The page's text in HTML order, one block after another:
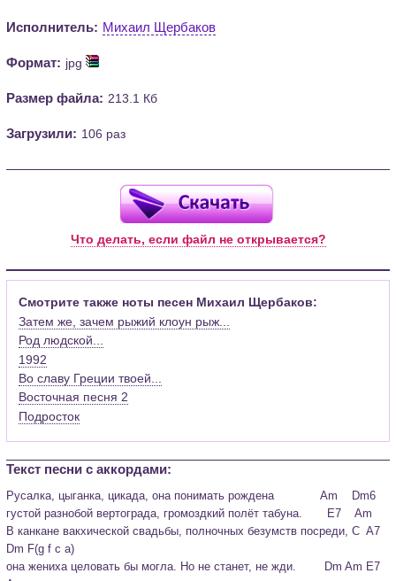
Исполнитель: Михаил Щербаков
Формат: jpg
Размер файла: 213.1 Кб
Загрузили: 106 раз
Что делать, если файл не открывается?
Смотрите также ноты песен Михаил Щербаков:
Затем же, зачем рыжий клоун рыж...
Род людской...
1992
Во славу Греции твоей...
Восточная песня 2
Подросток
Текст песни c аккордами:
Русалка, цыганка, цикада, она понимать рождена             Am    Dm6
густой разнобой вертограда, громоздкий полёт табуна.       E7    Am
В канкане вакхической свадьбы, полночных безумств посреди, C  A7
Dm F(g f c a)
она жениха целовать бы могла. Но не станет, не жди.        Dm Am E7